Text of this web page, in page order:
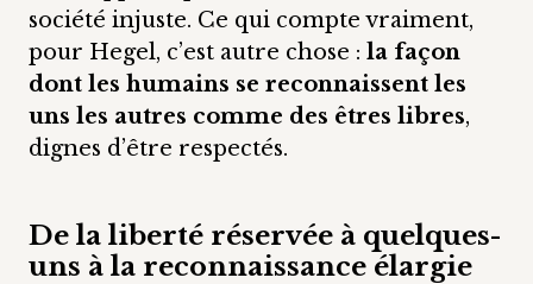
société injuste. Ce qui compte vraiment,
pour Hegel, c’est autre chose : la façon
dont les humains se reconnaissent les
uns les autres comme des êtres libres,
dignes d’être respectés.
De la liberté réservée à quelques-
uns à la reconnaissance élargie